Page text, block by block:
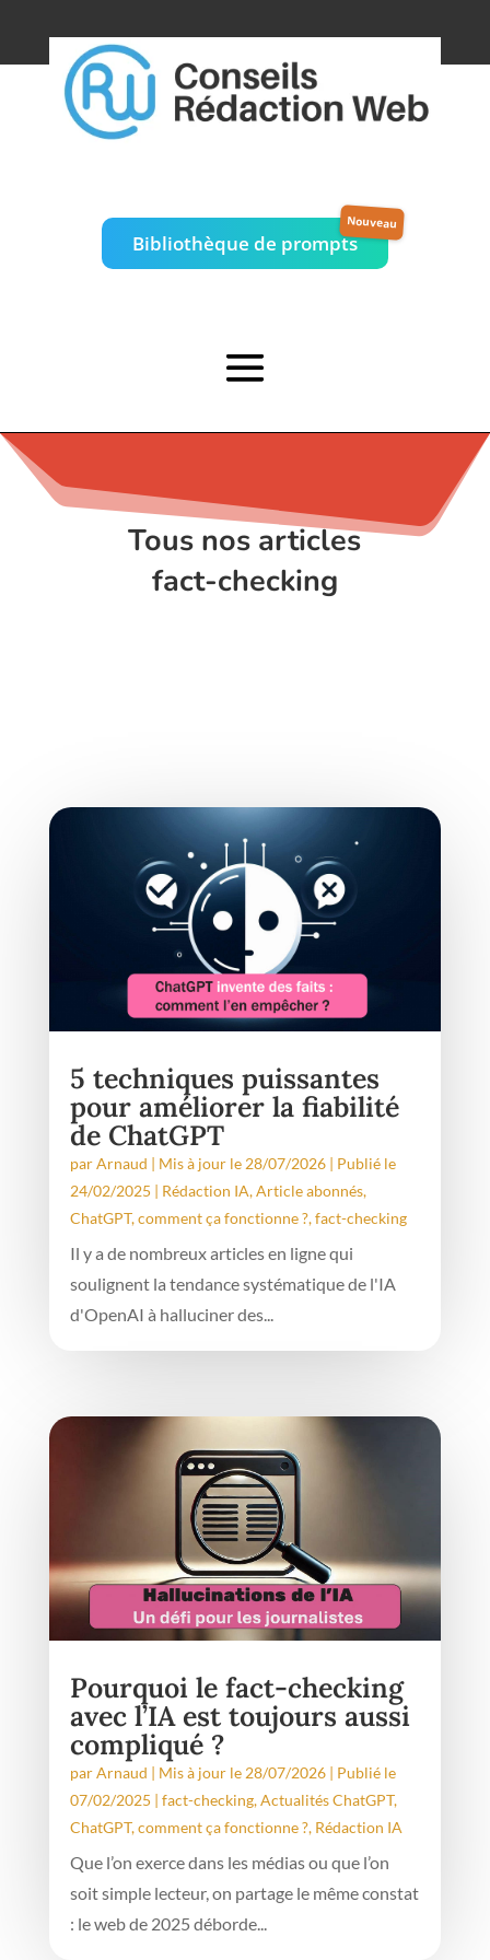
Bibliothèque de prompts
Tous nos articles
fact-checking
5 techniques puissantes
pour améliorer la fiabilité
de ChatGPT
parArnaud | Mis à jour le 28/07/2026 | Publié le
24/02/2025 | Rédaction IA,Article abonnés,
ChatGPT, comment ça fonctionne ?,fact-checking
Il y a de nombreux articles en ligne qui
soulignent la tendance systématique de l'IA
d'OpenAI à halluciner des...
Pourquoi le fact-checking
avec l’IA est toujours aussi
compliqué ?
parArnaud | Mis à jour le 28/07/2026 | Publié le
07/02/2025 | fact-checking,Actualités ChatGPT,
ChatGPT, comment ça fonctionne ?, Rédaction IA
Que l’on exerce dans les médias ou que l’on
soit simple lecteur, on partage le même constat
: le web de 2025 déborde...